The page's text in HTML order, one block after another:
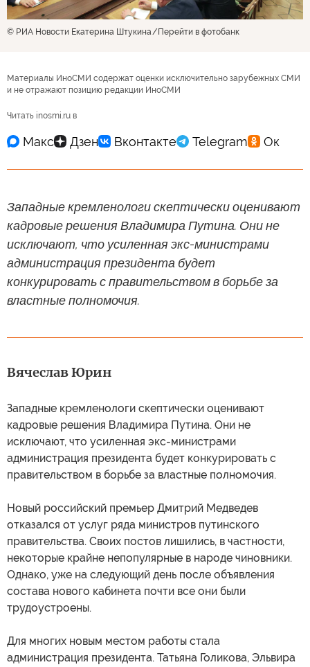
© РИА Новости Екатерина Штукина Перейти в фотобанк
Материалы ИноСМИ содержат оценки исключительно зарубежных СМИ
и не отражают позицию редакции ИноСМИ
Читать inosmi.ru в
Западные кремленологи скептически оценивают
кадровые решения Владимира Путина. Они не
исключают, что усиленная экс-министрами
администрация президента будет
конкурировать с правительством в борьбе за
властные полномочия.
Вячеслав Юрин
Западные кремленологи скептически оценивают
кадровые решения Владимира Путина. Они не
исключают, что усиленная экс-министрами
администрация президента будет конкурировать с
правительством в борьбе за властные полномочия.
Новый российский премьер Дмитрий Медведев
отказался от услуг ряда министров путинского
правительства. Своих постов лишились, в частности,
некоторые крайне непопулярные в народе чиновники.
Однако, уже на следующий день после объявления
состава нового кабинета почти все они были
трудоустроены.
Для многих новым местом работы стала
администрация президента. Татьяна Голикова, Эльвира